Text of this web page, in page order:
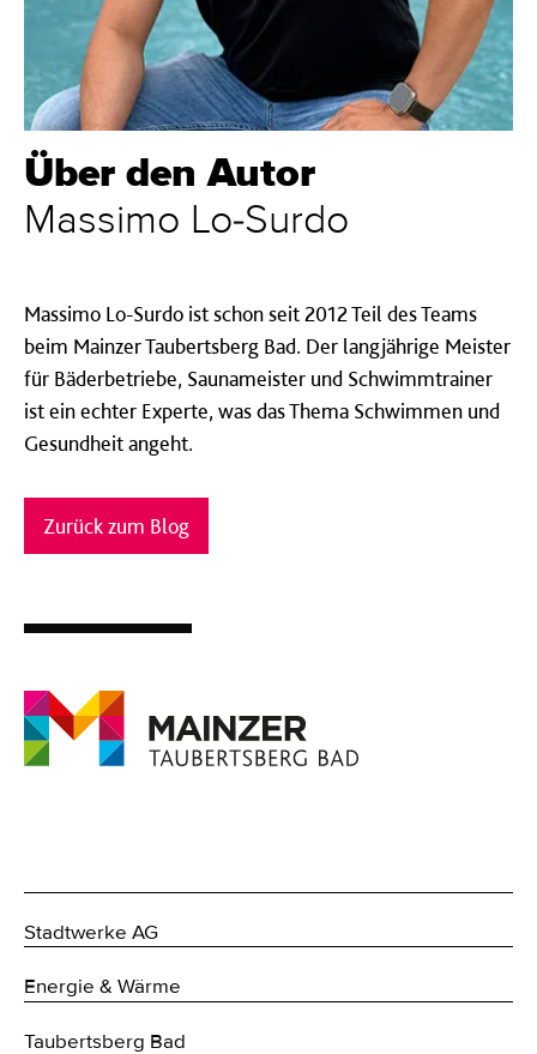
Über den Autor
Massimo Lo-Surdo
Massimo Lo-Surdo ist schon seit 2012 Teil des Teams
beim Mainzer Taubertsberg Bad. Der langjährige Meister
für Bäderbetriebe, Saunameister und Schwimmtrainer
ist ein echter Experte, was das Thema Schwimmen und
Gesundheit angeht.
Zurück zum Blog
Stadtwerke AG
Energie & Wärme
Taubertsberg Bad